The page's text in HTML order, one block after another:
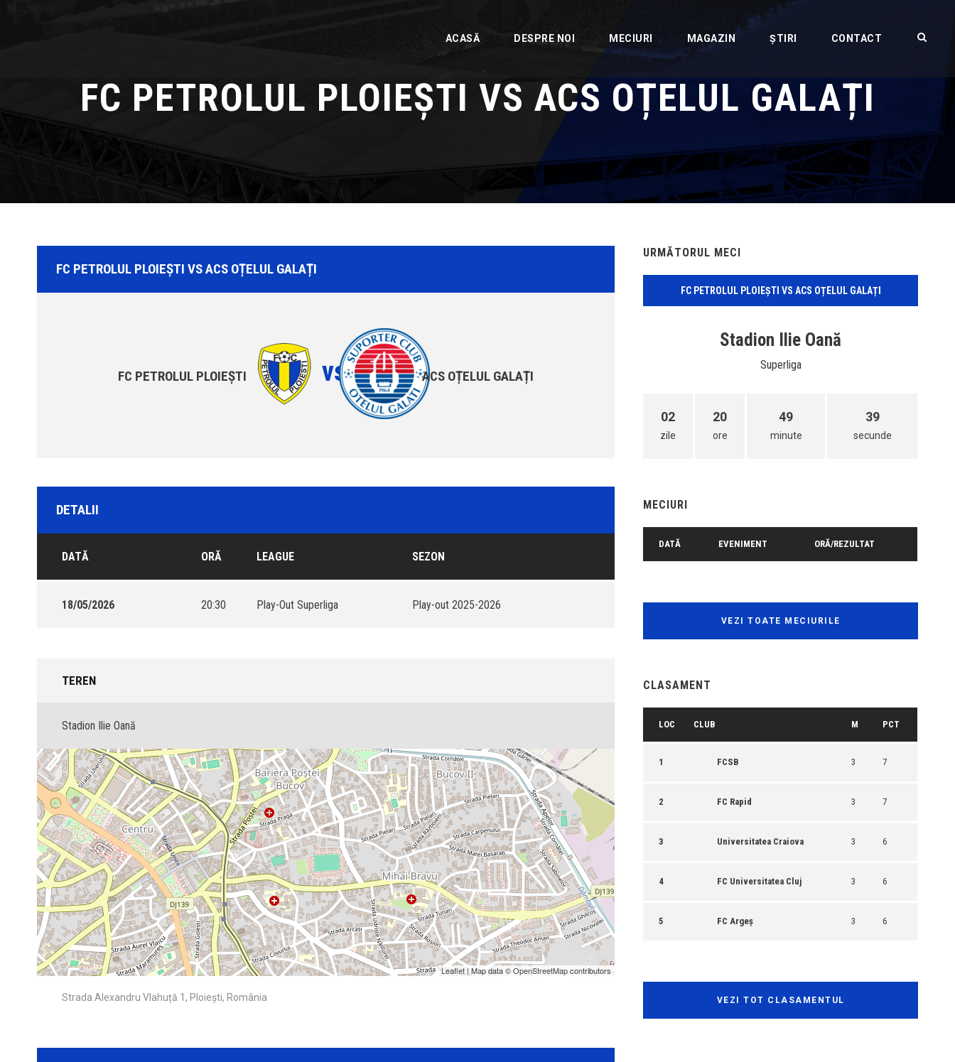
ACASĂ DESPRE NOI MECIURI MAGAZIN ȘTIRI CONTACT
FC PETROLUL PLOIEȘTI VS ACS OȚELUL GALAȚI
FC PETROLUL PLOIEȘTI VS ACS OȚELUL GALAȚI
FC PETROLUL PLOIEȘTI vs ACS OȚELUL GALAȚI
DETALII
DATĂ ORĂ LEAGUE SEZON
18/05/2026 20:30 Play-Out Superliga Play-out 2025-2026
TEREN
Stadion Ilie Oană
Leaflet| Map data ©OpenStreetMapcontributors
Strada Alexandru Vlahuță 1, Ploiești, România
URMĂTORUL MECI
FC PETROLUL PLOIEȘTI VS ACS OȚELUL GALAȚI
Stadion Ilie Oană
Superliga
02
zile
20
ore
49
minute
39
secunde
MECIURI
DATĂ EVENIMENT ORĂ/REZULTAT
VEZI TOATE MECIURILE
CLASAMENT
LOC CLUB M PCT
1 FCSB 3 7
2 FC Rapid 3 7
3 Universitatea Craiova 3 6
4 FC Universitatea Cluj 3 6
5 FC Argeș 3 6
VEZI TOT CLASAMENTUL